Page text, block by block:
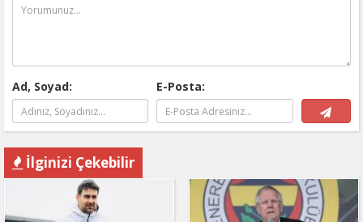
Ad, Soyad: E-Posta:
İlginizi Çekebilir